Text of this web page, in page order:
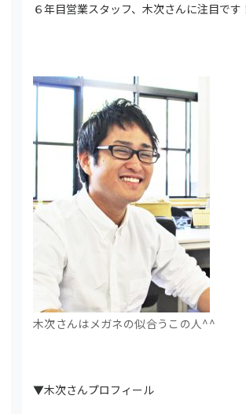
６年目営業スタッフ、木次さんに注目です
木次さんはメガネの似合うこの人^^
▼木次さんプロフィール